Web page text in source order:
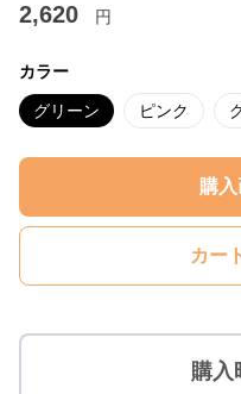
2,620 円
カラー
グリーン ピンク
購
カー
購入